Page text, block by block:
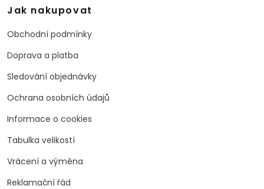
Jak nakupovat
Obchodní podmínky
Doprava a platba
Sledování objednávky
Ochrana osobních údajů
Informace o cookies
Tabulka velikostí
Vrácení a výměna
Reklamační řád